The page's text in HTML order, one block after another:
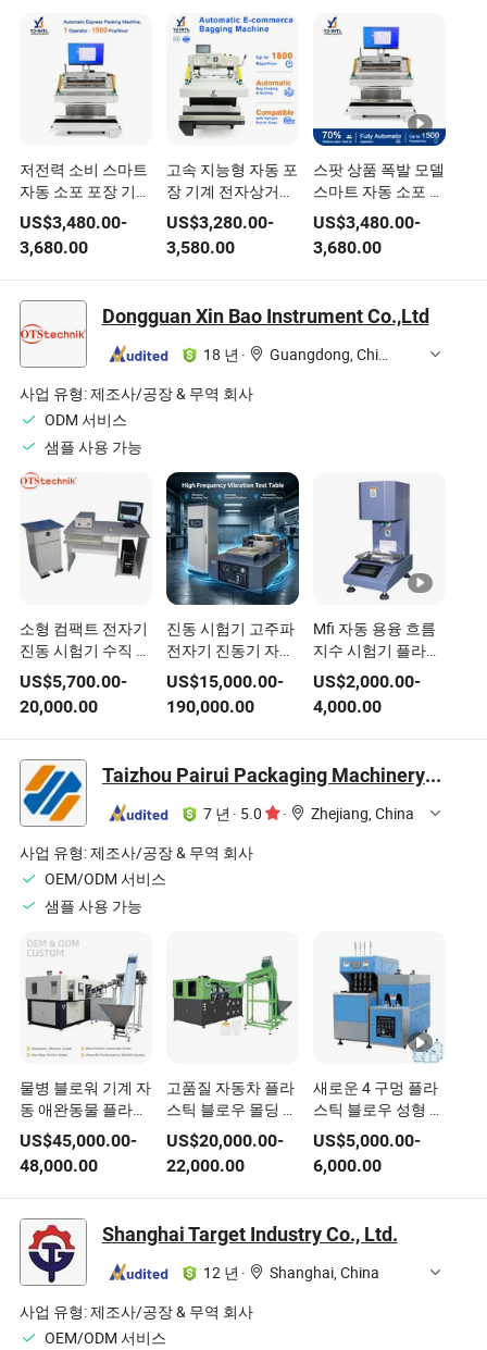
저전력 소비 스마트
자동 소포 포장 기계
크로스 보더 전자상
거래 창고용
US$3,480.00-
3,680.00
고속 지능형 자동 포
장 기계 전자상거래
특급 물류 포장 다기
능 자동 포장기
US$3,280.00-
3,580.00
스팟 상품 폭발 모델
스마트 자동 소포 포
장 자동 백기계 창고
조립 라인용
US$3,480.00-
3,680.00
Dongguan Xin Bao Instrument Co.,Ltd
18 년 ·
Guangdong, China
사업 유형:제조사/공장 & 무역 회사
ODM 서비스
샘플 사용 가능
소형 컴팩트 전자기
진동 시험기 수직 수
평 양방향 진동 시험
테이블 포장 및 자동
차 부품 시험용
US$5,700.00-
20,000.00
진동 시험기 고주파
전자기 진동기 자동
차 부품 전자 제품
진동 시험대
US$15,000.00-
190,000.00
Mfi 자동 용융 흐름
지수 시험기 플라스
틱 시험기
US$2,000.00-
4,000.00
Taizhou Pairui Packaging Machinery Co., Ltd.
7 년 · 5.0 ·
Zhejiang, China
사업 유형:제조사/공장 & 무역 회사
OEM/ODM 서비스
샘플 사용 가능
물병 블로워 기계 자
동 애완동물 플라스
틱 병 블로우 성형
기계
US$45,000.00-
48,000.00
고품질 자동차 플라
스틱 블로우 몰딩 기
계 펫 프리폼 블로잉
기계
US$20,000.00-
22,000.00
새로운 4 구멍 플라
스틱 블로우 성형 기
계 반자동 블로우 성
형 기계
US$5,000.00-
6,000.00
Shanghai Target Industry Co., Ltd.
12 년 ·
Shanghai, China
사업 유형:제조사/공장 & 무역 회사
OEM/ODM 서비스